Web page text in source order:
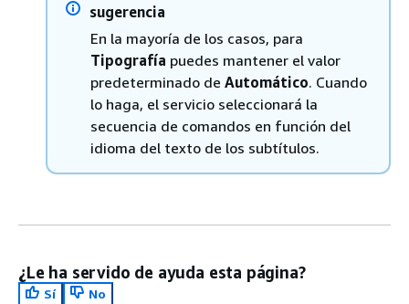
sugerencia
En la mayoría de los casos, para
Tipografía puedes mantener el valor
predeterminado de Automático. Cuando
lo haga, el servicio seleccionará la
secuencia de comandos en función del
idioma del texto de los subtítulos.
¿Le ha servido de ayuda esta página?
Sí
No